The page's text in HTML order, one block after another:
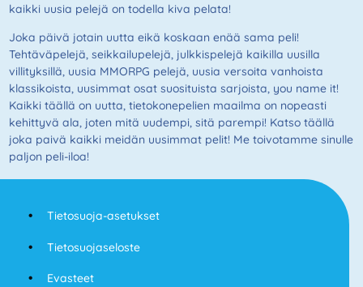
kaikki uusia pelejä on todella kiva pelata!
Joka päivä jotain uutta eikä koskaan enää sama peli!
Tehtäväpelejä, seikkailupelejä, julkkispelejä kaikilla uusilla
villityksillä, uusia MMORPG pelejä, uusia versoita vanhoista
klassikoista, uusimmat osat suosituista sarjoista, you name it!
Kaikki täällä on uutta, tietokonepelien maailma on nopeasti
kehittyvä ala, joten mitä uudempi, sitä parempi! Katso täällä
joka paivä kaikki meidän uusimmat pelit! Me toivotamme sinulle
paljon peli-iloa!
Tietosuoja-asetukset
Tietosuojaseloste
Evasteet